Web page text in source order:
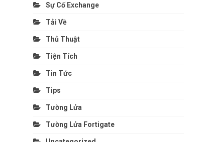
Sự Cố Exchange
Tải Về
Thủ Thuật
Tiện Tích
Tin Tức
Tips
Tường Lửa
Tường Lửa Fortigate